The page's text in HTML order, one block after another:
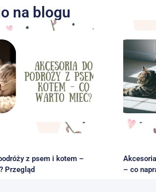
na blogu
z psem i kotem –
Przegląd
– co